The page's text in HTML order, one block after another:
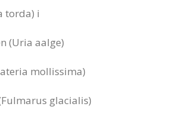
torda) i
(Uria aalge)
mollissima)
glacialis)